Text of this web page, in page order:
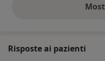
Risposte ai pazienti